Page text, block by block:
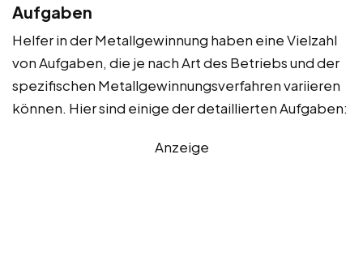
Aufgaben
Helfer in der Metallgewinnung haben eine Vielzahl
von Aufgaben, die je nach Art des Betriebs und der
spezifischen Metallgewinnungsverfahren variieren
können. Hier sind einige der detaillierten Aufgaben:
Anzeige